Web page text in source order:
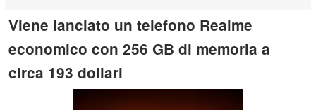
Viene lanciato un telefono Realme
economico con 256 GB di memoria a
circa 193 dollari